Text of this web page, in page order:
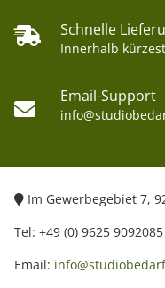
Schnelle
Innerhalb
Email-Support
Im Gewerbegebiet 7,
Tel: +49 (0) 9625 9092085
Email: